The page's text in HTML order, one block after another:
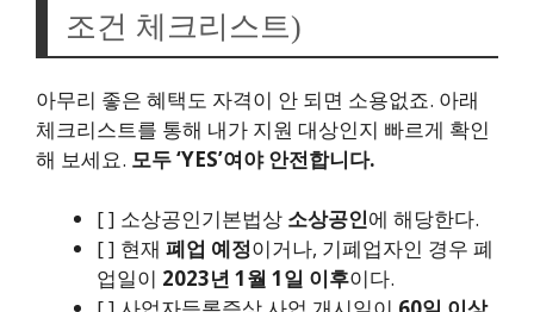
조건 체크리스트)
아무리 좋은 혜택도 자격이 안 되면 소용없죠. 아래
체크리스트를 통해 내가 지원 대상인지 빠르게 확인
해 보세요. 모두 ‘YES’여야 안전합니다.
[ ] 소상공인기본법상 소상공인에 해당한다.
[ ] 현재 폐업 예정이거나, 기폐업자인 경우 폐
업일이 2023년 1월 1일 이후이다.